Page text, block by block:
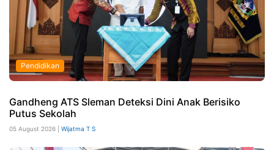
Pendidikan
Gandheng ATS Sleman Deteksi Dini Anak Berisiko
Putus Sekolah
05 August 2026 | Wijatma T S